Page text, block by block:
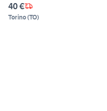
40 €
Torino(TO)